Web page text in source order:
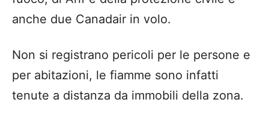
anche due Canadair in volo.
Non si registrano pericoli per le persone e
per abitazioni, le fiamme sono infatti
tenute a distanza da immobili della zona.